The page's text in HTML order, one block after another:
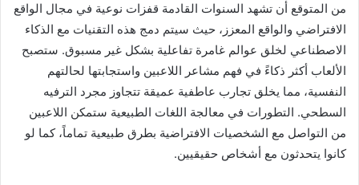
من المتوقع أن تشهد السنوات القادمة قفزات نوعية في مجال الواقع
الافتراضي والواقع المعزز، حيث سيتم دمج هذه التقنيات مع الذكاء
الاصطناعي لخلق عوالم غامرة تفاعلية بشكل غير مسبوق. ستصبح
الألعاب أكثر ذكاءً في فهم مشاعر اللاعبين واستجابتها لحالتهم
النفسية، مما يخلق تجارب عاطفية عميقة تتجاوز مجرد الترفيه
السطحي. التطورات في معالجة اللغات الطبيعية ستمكن اللاعبين
من التواصل مع الشخصيات الافتراضية بطرق طبيعية تماماً، كما لو
كانوا يتحدثون مع أشخاص حقيقيين.